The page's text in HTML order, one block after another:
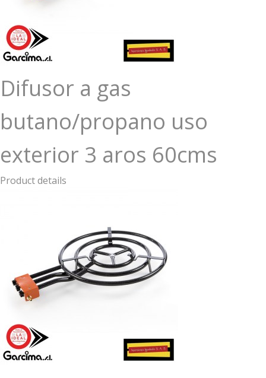
Difusor a gas
butano/propano uso
exterior 3 aros 60cms
Product details